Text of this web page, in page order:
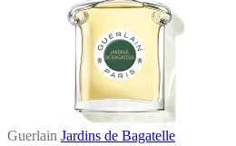
Guerlain Jardins de Bagatelle